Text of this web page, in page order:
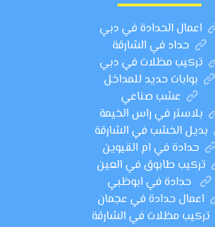
اعمال الحدادة في دبي
حداد في الشارقة
تركيب مظلات في دبي
بوابات حديد للمداخل
عشب صناعي
بلاستر في راس الخيمة
بديل الخشب في الشارقة
حدادة في ام القيوين
تركيب طابوق في العين
حدادة في ابوظبي
اعمال حدادة في عجمان
تركيب مظلات في الشارقة